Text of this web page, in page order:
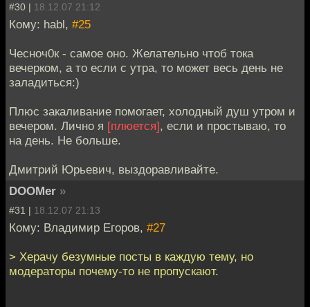
#30 | 18.12.07 21:12
Кому: habl, #25
Чесноч0к - самое оно. Желательно чтоб тока
вечерком, а то если с утра, то может весь день не
заладиться:)
Плюс закаливание помогает, холодный душ утром и
вечером. Лично я [плюется], если и простываю, то
на день. Не больше.
Дмитрий Юрьевич, выздоравливайте.
DOOMer »
#31 | 18.12.07 21:13
Кому: Владимир Егоров, #27
> Херачу безумные посты в каждую тему, но
модераторы почему-то не пропускают.